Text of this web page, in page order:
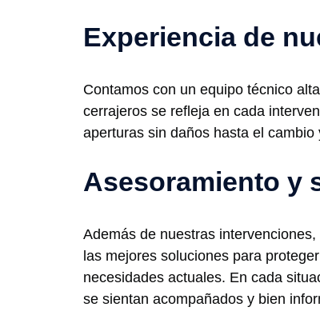
Experiencia de
Contamos con un equipo técnico
cerrajeros se refleja en cada
aperturas sin daños hasta el
Asesoramiento y
Además de nuestras
las mejores soluciones para
necesidades actuales. En cada
se sientan acompañados y bien